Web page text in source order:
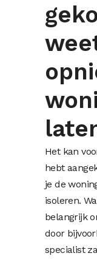
Het kan
hebt
je de
isoleren.
belangrijk
door
specialist